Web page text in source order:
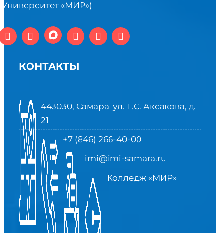
«МИР»)
КОНТАКТЫ
443030, Самара, ул. Г.С. Аксакова, д.
21
+7 (846) 266-40-00
imi@imi-samara.ru
Колледж «МИР»